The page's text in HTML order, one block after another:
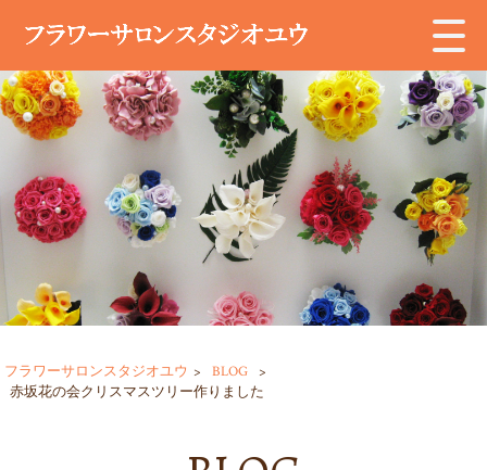
フラワーサロンスタジオユウ > BLOG
>
赤坂花の会クリスマスツリー作りました